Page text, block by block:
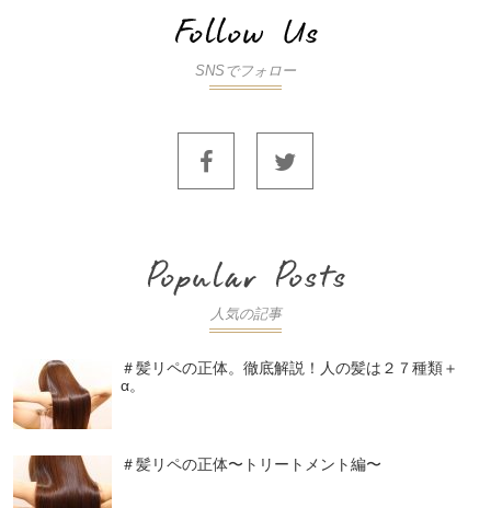
SNSでフォロー
人気の記事
＃髪リペの正体。徹底解説！人の髪は２７種類＋
α。
＃髪リペの正体〜トリートメント編〜